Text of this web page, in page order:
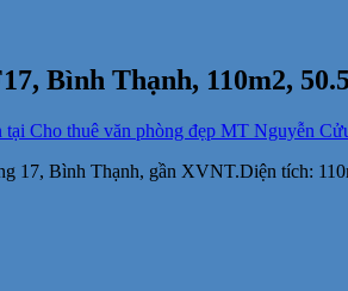
Bình Thạnh, 110m2,
tại Cho thuê văn phòng đẹp MT Nguyễn
17, Bình Thạnh, gần XVNT.Diện tích: